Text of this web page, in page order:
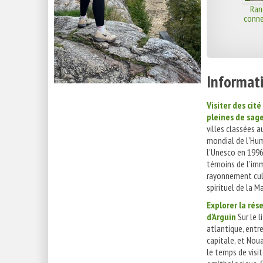
Visiter des
pleines de
villes classées
mondial de
l'Unesco en
témoins de
rayonnement
spirituel de la
Explorer la
d’Arguin Sur le
atlantique,
capitale, et
le temps de